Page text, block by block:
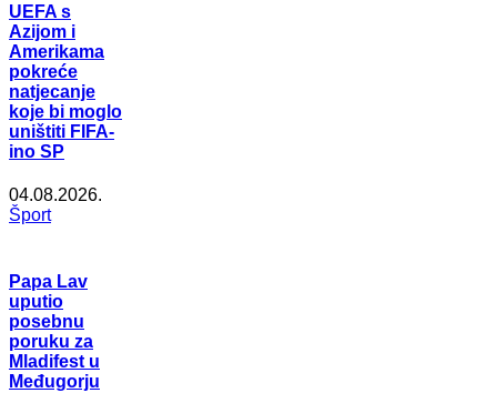
UEFA s
Azijom i
Amerikama
pokreće
natjecanje
koje bi moglo
uništiti FIFA-
ino SP
04.08.2026.
Šport
Papa Lav
uputio
posebnu
poruku za
Mladifest u
Međugorju